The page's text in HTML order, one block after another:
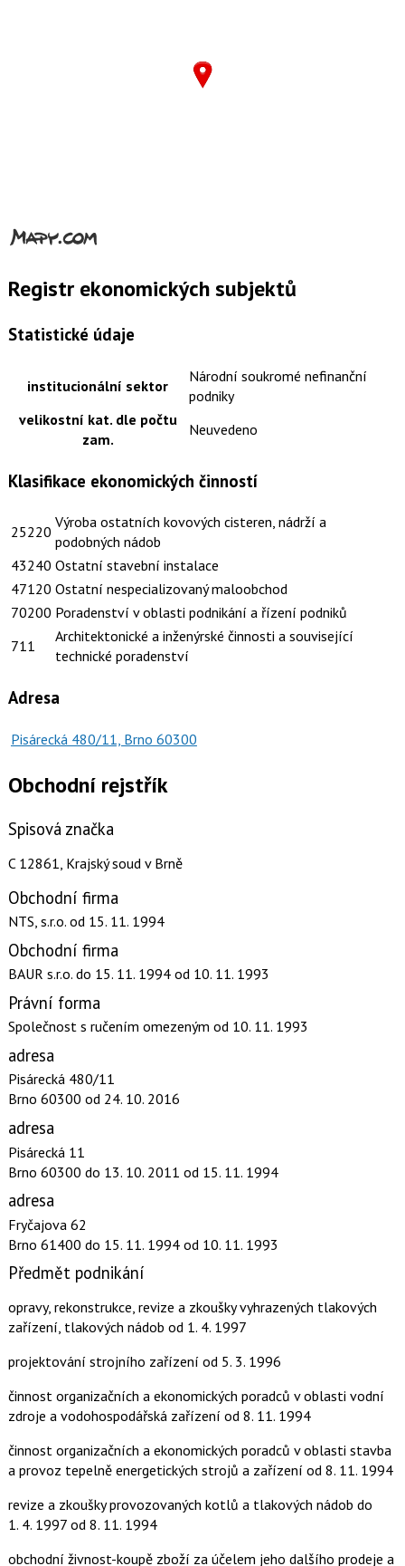
Registr ekonomických subjektů
Statistické údaje
institucionální sektor
Národní soukromé nefinanční
podniky
velikostní kat. dle počtu
zam.
Neuvedeno
Klasifikace ekonomických činností
25220
Výroba ostatních kovových cisteren, nádrží a
podobných nádob
43240 Ostatní stavební instalace
47120 Ostatní nespecializovaný maloobchod
70200 Poradenství v oblasti podnikání a řízení podniků
711
Architektonické a inženýrské činnosti a související
technické poradenství
Adresa
Pisárecká 480/11, Brno 60300
Obchodní rejstřík
Spisová značka
C 12861, Krajský soud v Brně
Obchodní firma
NTS, s.r.o. od 15. 11. 1994
Obchodní firma
BAUR s.r.o. do 15. 11. 1994od 10. 11. 1993
Právní forma
Společnost s ručením omezeným od 10. 11. 1993
adresa
Pisárecká 480/11
Brno 60300 od 24. 10. 2016
adresa
Pisárecká 11
Brno 60300 do 13. 10. 2011 od 15. 11. 1994
adresa
Fryčajova 62
Brno 61400 do 15. 11. 1994od 10. 11. 1993
Předmět podnikání
opravy, rekonstrukce, revize a zkoušky vyhrazených tlakových
zařízení, tlakových nádob od 1. 4. 1997
projektování strojního zařízení od 5. 3. 1996
činnost organizačních a ekonomických poradců v oblasti vodní
zdroje a vodohospodářská zařízení od 8. 11. 1994
činnost organizačních a ekonomických poradců v oblasti stavba
a provoz tepelně energetických strojů a zařízení od 8. 11. 1994
revize a zkoušky provozovaných kotlů a tlakových nádob do
1. 4. 1997od 8. 11. 1994
obchodní živnost-koupě zboží za účelem jeho dalšího prodeje a